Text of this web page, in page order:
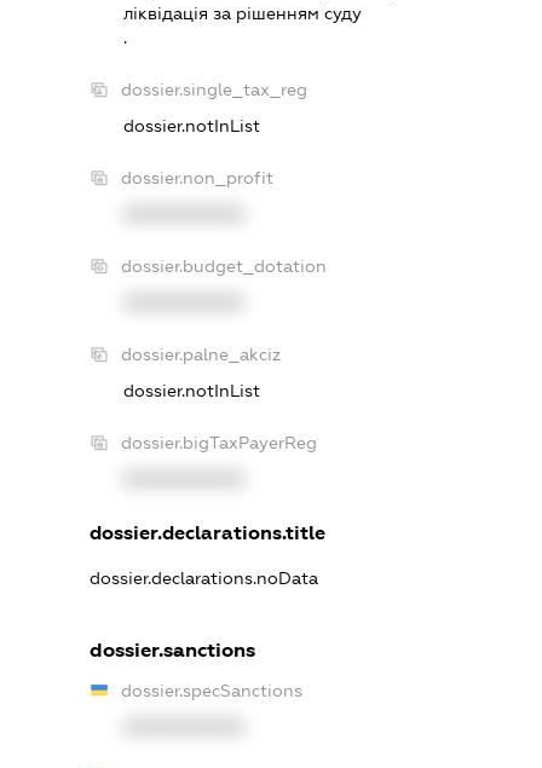
лiквiдацiя за рiшенням суду
.
dossier.single_tax_reg
dossier.notInList
dossier.non_profit
dossier.budget_dotation
dossier.palne_akciz
dossier.notInList
dossier.bigTaxPayerReg
dossier.declarations.title
dossier.declarations.noData
dossier.sanctions
dossier.specSanctions